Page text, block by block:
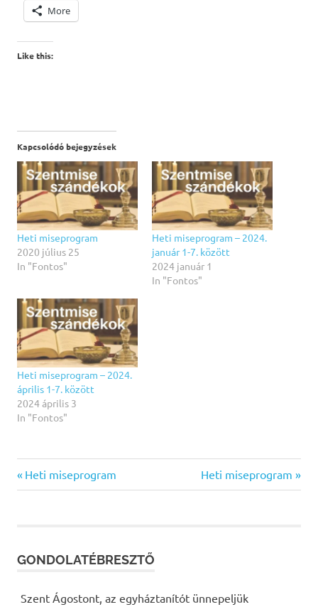
More
Like this:
Kapcsolódó bejegyzések
Heti miseprogram
2020 július 25
In "Fontos"
Heti miseprogram – 2024.
január 1-7. között
2024 január 1
In "Fontos"
Heti miseprogram – 2024.
április 1-7. között
2024 április 3
In "Fontos"
Bejegyzés
Previous
Post:
Heti miseprogram
Next
Post:
Heti miseprogram
GONDOLATÉBRESZTŐ
Szent Ágostont, az egyháztanítót ünnepeljük